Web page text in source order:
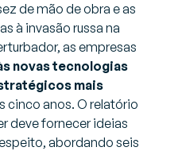
de mão de obra e as
à invasão russa na
as empresas
novas tecnologias
mais
cinco anos. O relatório
deve fornecer ideias
abordando seis